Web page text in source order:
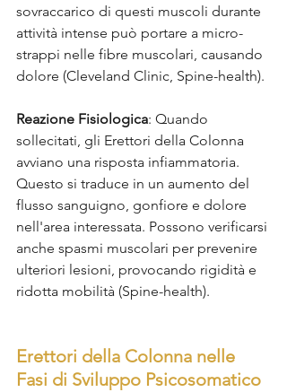
sovraccarico di questi muscoli durante
attività intense può portare a micro-
strappi nelle fibre muscolari, causando
dolore (Cleveland Clinic, Spine-health).
Reazione Fisiologica: Quando
sollecitati, gli Erettori della Colonna
avviano una risposta infiammatoria.
Questo si traduce in un aumento del
flusso sanguigno, gonfiore e dolore
nell'area interessata. Possono verificarsi
anche spasmi muscolari per prevenire
ulteriori lesioni, provocando rigidità e
ridotta mobilità (Spine-health).
Erettori della Colonna nelle
Fasi di Sviluppo Psicosomatico